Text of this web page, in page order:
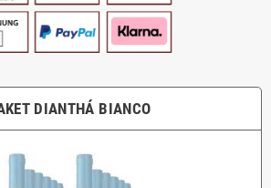
DIANTHÁ BIANCO